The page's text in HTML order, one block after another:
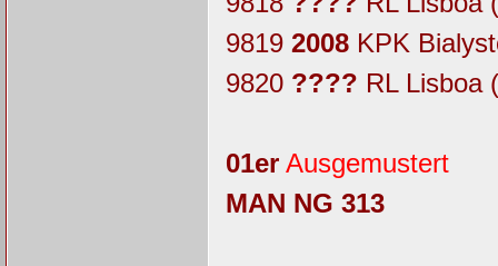
9819 2008KPK
9820 ???? RL Lisboa
01er Ausgemustert
MAN NG 313